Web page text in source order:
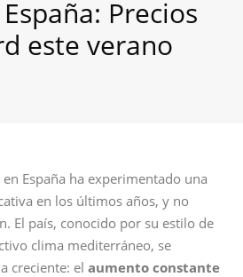
Precios
este verano
España ha experimentado una
en los últimos años, y no
El país, conocido por su estilo de
clima mediterráneo, se
creciente: el aumento constante